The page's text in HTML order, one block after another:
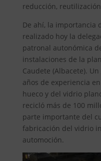
reducción,
De ahí, la importancia
realizado hoy la
patronal autonómica
instalaciones de la
Caudete (Albacete).
años de experiencia
hueco y del vidrio
recicló más de 100
parte importante del
fabricación del vidrio
automoción.